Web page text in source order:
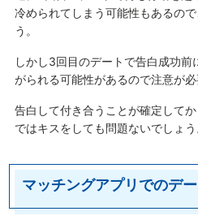
冷められてしまう可能性もあるの
う。
しかし3回目のデートで告白成功
がられる可能性があるので注意が必
告白して付き合うことが確定して
ではキスをしても問題ないでしょう
マッチングアプリでのデ